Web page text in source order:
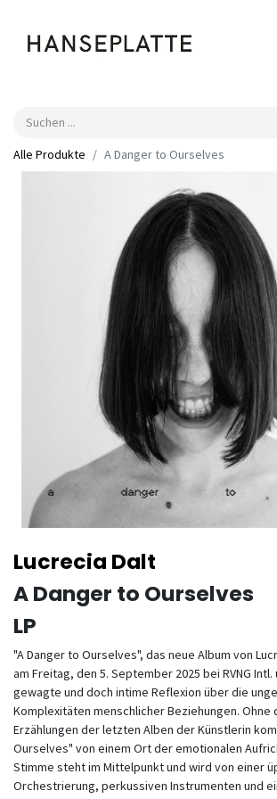
Alle Produkte A Danger to Ourselves
Lucrecia Dalt
A Danger to Ourselves
LP
"A Danger to Ourselves", das neue Album von
am Freitag, den 5. September 2025 bei RVNG
gewagte und doch intime Reflexion über die
Komplexitäten menschlicher Beziehungen. Ohne
Erzählungen der letzten Alben der Künstlerin
Ourselves" von einem Ort der emotionalen
Stimme steht im Mittelpunkt und wird von einer
Orchestrierung, perkussiven Instrumenten und